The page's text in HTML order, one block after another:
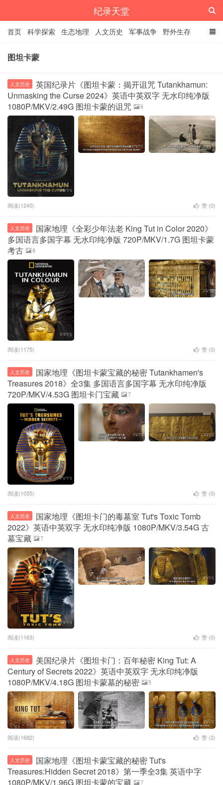
纪录天堂
首页 科学探索 生态地理 人文历史 军事战争 野外生存
经典纪录
图坦卡蒙
人文历史
英国纪录片《图坦卡蒙：揭开诅咒 Tutankhamun:
Unmasking the Curse 2024》英语中英双字 无水印纯净版
1080P/MKV/2.49G 图坦卡蒙的诅咒
6
阅读(1240) 赞 (0)
人文历史
国家地理《全彩少年法老 King Tut in Color 2020》
多国语言多国字幕 无水印纯净版 720P/MKV/1.7G 图坦卡蒙
考古
8
阅读(1175) 赞 (0)
人文历史
国家地理《图坦卡蒙宝藏的秘密 Tutankhamen's
Treasures 2018》全3集 多国语言多国字幕 无水印纯净版
720P/MKV/4.53G 图坦卡门宝藏
7
阅读(1055) 赞 (0)
人文历史
国家地理《图坦卡门的毒墓室 Tut's Toxic Tomb
2022》英语中英双字 无水印纯净版 1080P/MKV/3.54G 古
墓宝藏
7
阅读(1163) 赞 (0)
人文历史
美国纪录片《图坦卡门：百年秘密 King Tut: A
Century of Secrets 2022》英语中英双字 无水印纯净版
1080P/MKV/4.18G 图坦卡蒙墓的秘密
5
阅读(1682) 赞 (2)
人文历史
国家地理《图坦卡蒙宝藏的秘密 Tut's
Treasures:Hidden Secret 2018》第一季全3集 英语中字
1080P/MKV/1.96G 图坦卡蒙的宝藏
7